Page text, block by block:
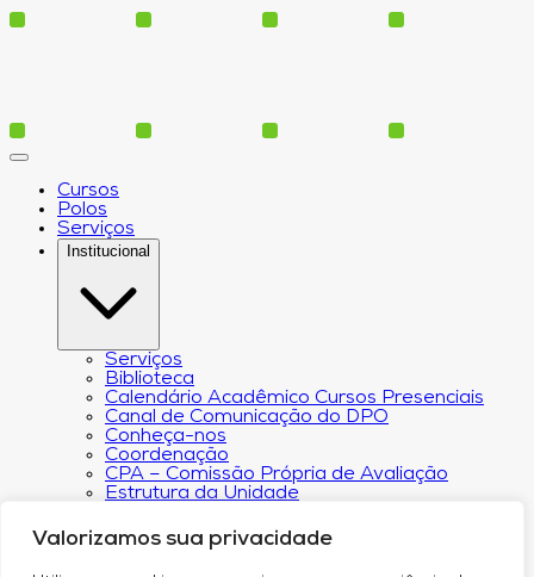
Valorizamos sua privacidade
Cursos
Polos
Serviços
Institucional
Serviços
Biblioteca
Calendário Acadêmico Cursos Presenciais
Canal de Comunicação do DPO
Conheça-nos
Coordenação
CPA – Comissão Própria de Avaliação
Estrutura da Unidade
Programa de Iniciação Científica
Núcleo de Apoio Psicopedagógico
Regimento